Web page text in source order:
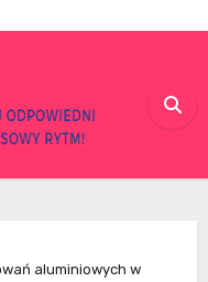
aluminiowych w